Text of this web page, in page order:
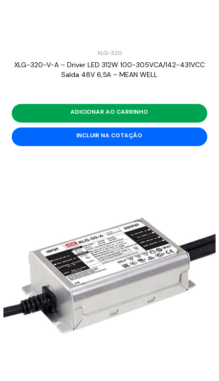
XLG-320
XLG-320-V-A – Driver LED 312W 100-305VCA/142-431VCC
Saída 48V 6,5A – MEAN WELL
ADICIONAR AO CARRINHO
INCLUIR NA COTAÇÃO